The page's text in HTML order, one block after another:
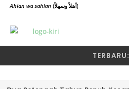
Ahlan wa sahlan (أهلاً وسهلاً)
TERBARU: